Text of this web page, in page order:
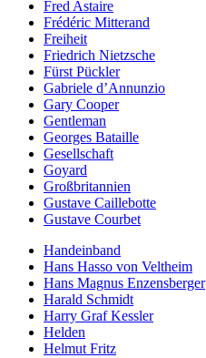
Fred Astaire
Frédéric Mitterand
Freiheit
Friedrich Nietzsche
Fürst Pückler
Gabriele d’Annunzio
Gary Cooper
Gentleman
Georges Bataille
Gesellschaft
Goyard
Großbritannien
Gustave Caillebotte
Gustave Courbet
Handeinband
Hans Hasso von Veltheim
Hans Magnus Enzensberger
Harald Schmidt
Harry Graf Kessler
Helden
Helmut Fritz